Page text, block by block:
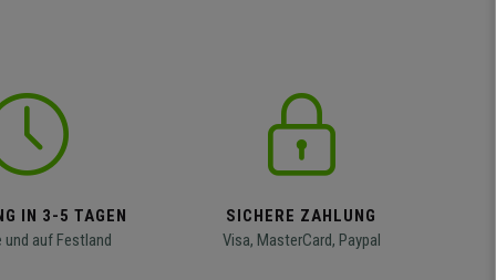
IN 3-5 TAGEN
und auf Festland
SICHERE ZAHLUNG
Visa, MasterCard, Paypal